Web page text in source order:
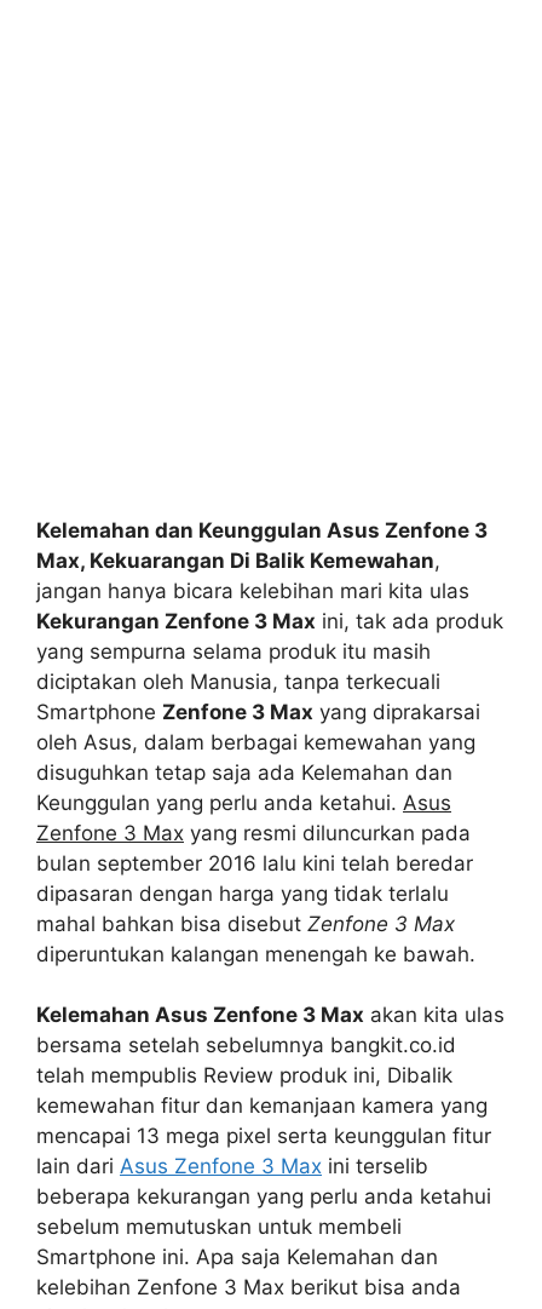
Kelemahan dan Keunggulan Asus Zenfone 3
Max, Kekuarangan Di Balik Kemewahan,
jangan hanya bicara kelebihan mari kita ulas
Kekurangan Zenfone 3 Max ini, tak ada produk
yang sempurna selama produk itu masih
diciptakan oleh Manusia, tanpa terkecuali
Smartphone Zenfone 3 Max yang diprakarsai
oleh Asus, dalam berbagai kemewahan yang
disuguhkan tetap saja ada Kelemahan dan
Keunggulan yang perlu anda ketahui. Asus
Zenfone 3 Max yang resmi diluncurkan pada
bulan september 2016 lalu kini telah beredar
dipasaran dengan harga yang tidak terlalu
mahal bahkan bisa disebut Zenfone 3 Max
diperuntukan kalangan menengah ke bawah.
Kelemahan Asus Zenfone 3 Max akan kita ulas
bersama setelah sebelumnya bangkit.co.id
telah mempublis Review produk ini, Dibalik
kemewahan fitur dan kemanjaan kamera yang
mencapai 13 mega pixel serta keunggulan fitur
lain dari Asus Zenfone 3 Max ini terselib
beberapa kekurangan yang perlu anda ketahui
sebelum memutuskan untuk membeli
Smartphone ini. Apa saja Kelemahan dan
kelebihan Zenfone 3 Max berikut bisa anda